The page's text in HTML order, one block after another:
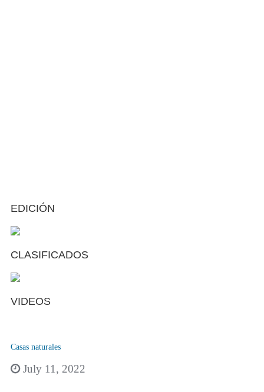
EDICIÓN
CLASIFICADOS
VIDEOS
Casas naturales
July 11, 2022